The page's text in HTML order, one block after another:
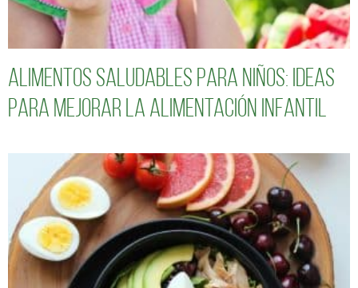
Alimentos saludables para niños: Ideas
para mejorar la alimentación infantil